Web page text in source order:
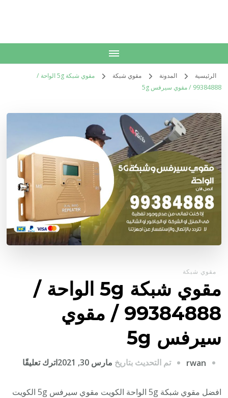
الرئيسية المدونة مقوي شبكة
مقوي شبكة 5g الواحة /
99384888 / مقوي سيرفس 5g
مقوي شبكة
مقوي شبكة 5g الواحة /
99384888 / مقوي
سيرفس 5g
rwan تم التحديث بتاريخ مارس 30, 2021 اترك تعليقًا
شبكة
افضل مقوي شبكة 5g الواحة الكويت مقوي سيرفس 5g الكويت